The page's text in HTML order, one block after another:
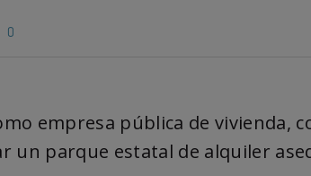
0
empresa pública de vivienda,
un parque estatal de alquiler